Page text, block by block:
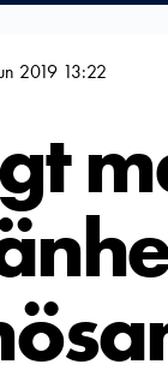
2019 13:22